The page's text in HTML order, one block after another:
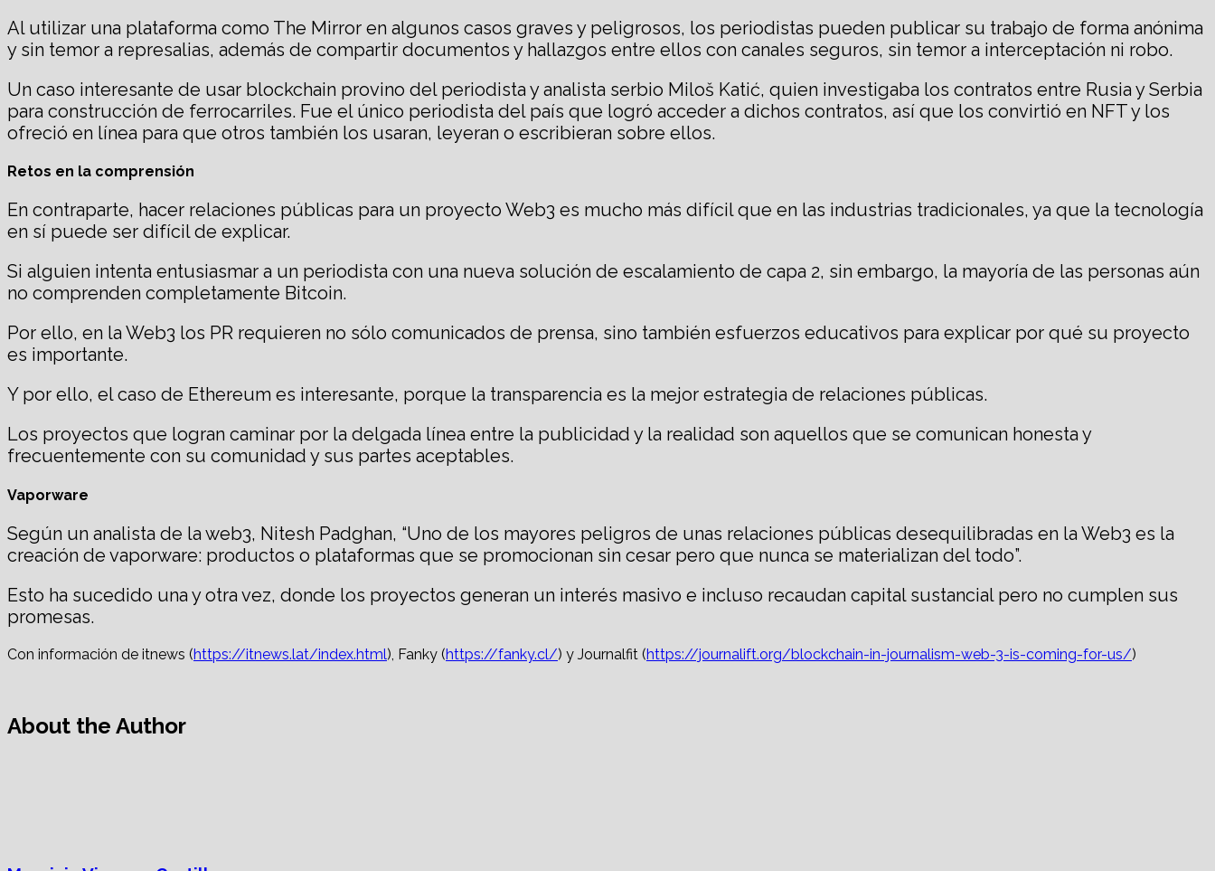
Al utilizar una plataforma como The Mirror en algunos casos graves y peligrosos, los periodistas pueden publicar su trabajo de forma anónima
y sin temor a represalias, además de compartir documentos y hallazgos entre ellos con canales seguros, sin temor a interceptación ni robo.
Un caso interesante de usar blockchain provino del periodista y analista serbio Miloš Katić, quien investigaba los contratos entre Rusia y Serbia
para construcción de ferrocarriles. Fue el único periodista del país que logró acceder a dichos contratos, así que los convirtió en NFT y los
ofreció en línea para que otros también los usaran, leyeran o escribieran sobre ellos.
Retos en la comprensión
En contraparte, hacer relaciones públicas para un proyecto Web3 es mucho más difícil que en las industrias tradicionales, ya que la tecnología
en sí puede ser difícil de explicar.
Si alguien intenta entusiasmar a un periodista con una nueva solución de escalamiento de capa 2, sin embargo, la mayoría de las personas aún
no comprenden completamente Bitcoin.
Por ello, en la Web3 los PR requieren no sólo comunicados de prensa, sino también esfuerzos educativos para explicar por qué su proyecto
es importante.
Y por ello, el caso de Ethereum es interesante, porque la transparencia es la mejor estrategia de relaciones públicas.
Los proyectos que logran caminar por la delgada línea entre la publicidad y la realidad son aquellos que se comunican honesta y
frecuentemente con su comunidad y sus partes aceptables.
Vaporware
Según un analista de la web3, Nitesh Padghan, “Uno de los mayores peligros de unas relaciones públicas desequilibradas en la Web3 es la
creación de vaporware: productos o plataformas que se promocionan sin cesar pero que nunca se materializan del todo”.
Esto ha sucedido una y otra vez, donde los proyectos generan un interés masivo e incluso recaudan capital sustancial pero no cumplen sus
promesas.
Con información de itnews (https://itnews.lat/index.html), Fanky (https://fanky.cl/) y Journalfit (https://journalift.org/blockchain-in-journalism-web-3-is-coming-for-us/)
About the Author